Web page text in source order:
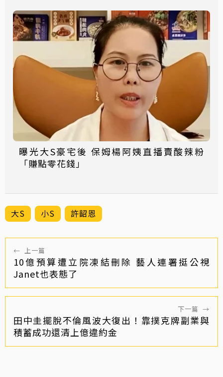
曝光大S豪宅後 保姆楊阿姨直播賣酸辣粉
「賺點零花錢」
大S 小S 許韶恩
← 上一篇
10億預算遭立院凍結刪除 藝人連署挺公視
Janet也表態了
下一篇 →
田中圭擺脫不倫風波大復出！靠撲克牌副業與
積蓄成功還清上億違約金